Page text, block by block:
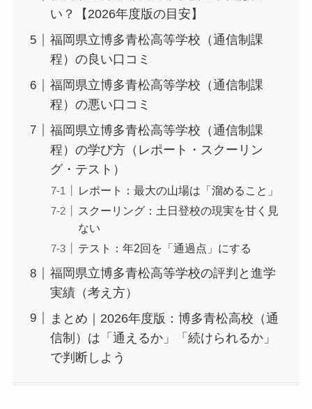
い？【2026年度版の目安】
福岡県立博多青松高等学校（通信制課
程）の良い口コミ
福岡県立博多青松高等学校（通信制課
程）の悪い口コミ
福岡県立博多青松高等学校（通信制課
程）の学び方（レポート・スクーリン
グ・テスト）
レポート：最大の山場は「溜めること」
スクーリング：土日登校の現実を甘く見
ない
テスト：年2回を「通過点」にする
福岡県立博多青松高等学校の評判と進学
実績（考え方）
まとめ｜2026年度版：博多青松高校（通
信制）は「通えるか」「続けられるか」
で判断しよう